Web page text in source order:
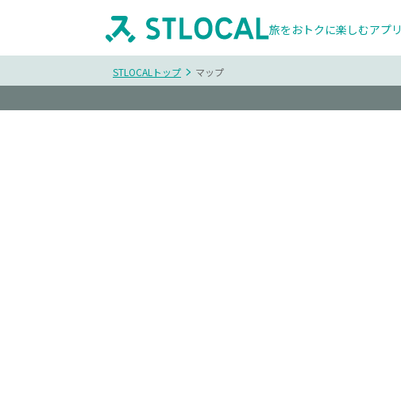
旅をおトクに楽しむアプリ
STLOCALトップ マップ